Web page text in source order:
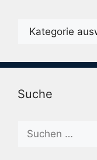
Karegorien
Suche
Suche
nach: